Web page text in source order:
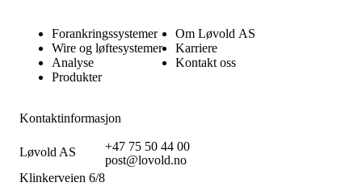
Forankringssystemer
Wire og løftesystemer
Analyse
Produkter
Om Løvold AS
Karriere
Kontakt oss
Kontaktinformasjon
Løvold AS
Klinkerveien 6/8
+47 75 50 44 00
post@lovold.no